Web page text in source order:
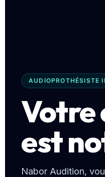
AUDIOPROTHÉSISTE
Votre
est
Nabor Audition,